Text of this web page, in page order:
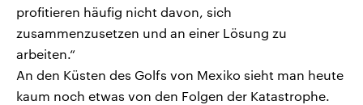
profitieren häufig nicht davon, sich
zusammenzusetzen und an einer Lösung zu
arbeiten.“
An den Küsten des Golfs von Mexiko sieht man heute
kaum noch etwas von den Folgen der Katastrophe.